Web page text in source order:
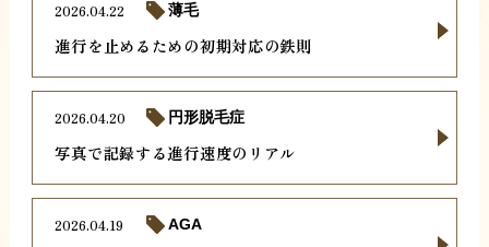
進行を止めるための初期対応の鉄則
2026.04.22 薄毛
写真で記録する進行速度のリアル
2026.04.20 円形脱毛症
2026.04.19 AGA